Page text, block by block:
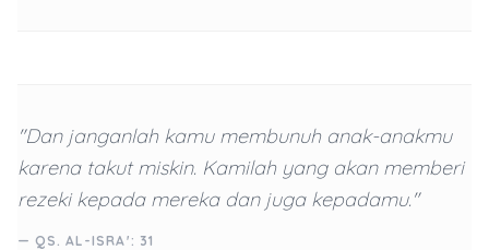
"Dan janganlah kamu membunuh anak-anakmu
karena takut miskin. Kamilah yang akan memberi
rezeki kepada mereka dan juga kepadamu."
— QS. AL-ISRA': 31